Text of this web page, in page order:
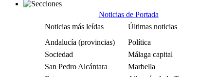
Noticias de Portada
Noticias más leídas
Últimas noticias
Andalucía (provincias)
Política
Sociedad
Málaga capital
San Pedro Alcántara
Marbella